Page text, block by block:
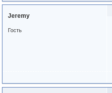
Jeremy
Гость